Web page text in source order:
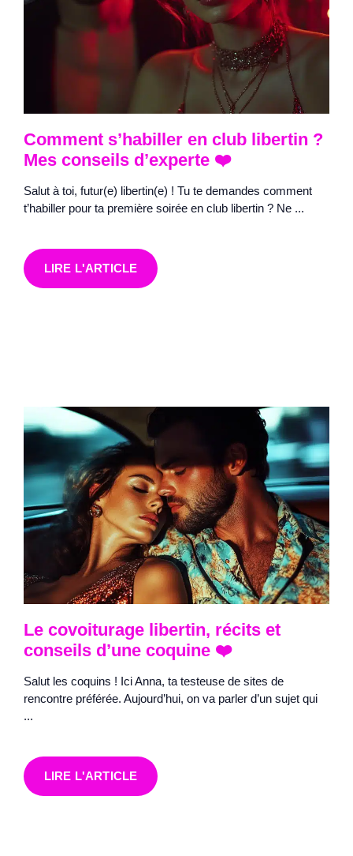
Comment s’habiller en club libertin ?
Mes conseils d’experte ❤️
Salut à toi, futur(e) libertin(e) ! Tu te demandes comment
t’habiller pour ta première soirée en club libertin ? Ne ...
LIRE L'ARTICLE
Le covoiturage libertin, récits et
conseils d’une coquine ❤️
Salut les coquins ! Ici Anna, ta testeuse de sites de
rencontre préférée. Aujourd’hui, on va parler d’un sujet qui
...
LIRE L'ARTICLE